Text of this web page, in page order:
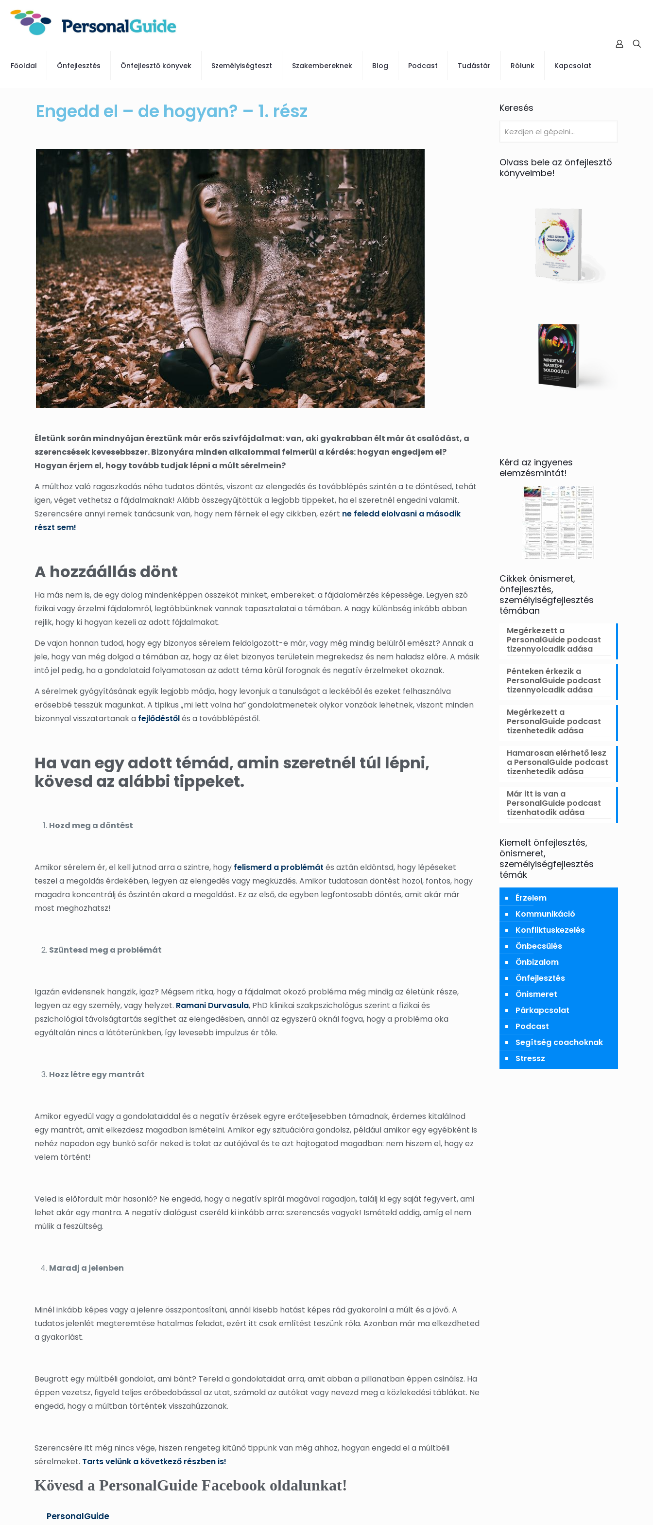
Főoldal Önfejlesztés Önfejlesztő könyvek Személyiségteszt Szakembereknek Blog Podcast Tudástár Rólunk Kapcsolat
Engedd el – de hogyan? – 1. rész
Életünk során mindnyájan éreztünk már erős szívfájdalmat: van, aki gyakrabban élt már át csalódást, a
szerencsések kevesebbszer. Bizonyára minden alkalommal felmerül a kérdés: hogyan engedjem el?
Hogyan érjem el, hogy tovább tudjak lépni a múlt sérelmein?
A múlthoz való ragaszkodás néha tudatos döntés, viszont az elengedés és továbblépés szintén a te döntésed, tehát
igen, véget vethetsz a fájdalmaknak! Alább összegyűjtöttük a legjobb tippeket, ha el szeretnél engedni valamit.
Szerencsére annyi remek tanácsunk van, hogy nem férnek el egy cikkben, ezért ne feledd elolvasni a második
részt sem!
A hozzáállás dönt
Ha más nem is, de egy dolog mindenképpen összeköt minket, embereket: a fájdalomérzés képessége. Legyen szó
fizikai vagy érzelmi fájdalomról, legtöbbünknek vannak tapasztalatai a témában. A nagy különbség inkább abban
rejlik, hogy ki hogyan kezeli az adott fájdalmakat.
De vajon honnan tudod, hogy egy bizonyos sérelem feldolgozott-e már, vagy még mindig belülről emészt? Annak a
jele, hogy van még dolgod a témában az, hogy az élet bizonyos területein megrekedsz és nem haladsz előre. A másik
intő jel pedig, ha a gondolataid folyamatosan az adott téma körül forognak és negatív érzelmeket okoznak.
A sérelmek gyógyításának egyik legjobb módja, hogy levonjuk a tanulságot a leckéből és ezeket felhasználva
erősebbé tesszük magunkat. A tipikus „mi lett volna ha” gondolatmenetek olykor vonzóak lehetnek, viszont minden
bizonnyal visszatartanak a fejlődéstőlés a továbblépéstől.
Ha van egy adott témád, amin szeretnél túl lépni,
kövesd az alábbi tippeket.
Hozd meg a döntést
Amikor sérelem ér, el kell jutnod arra a szintre, hogy felismerd a problémát és aztán eldöntsd, hogy lépéseket
teszel a megoldás érdekében, legyen az elengedés vagy megküzdés. Amikor tudatosan döntést hozol, fontos, hogy
magadra koncentrálj és őszintén akard a megoldást. Ez az első, de egyben legfontosabb döntés, amit akár már
most meghozhatsz!
Szüntesd meg a problémát
Igazán evidensnek hangzik, igaz? Mégsem ritka, hogy a fájdalmat okozó probléma még mindig az életünk része,
legyen az egy személy, vagy helyzet. Ramani Durvasula, PhD klinikai szakpszichológus szerint a fizikai és
pszichológiai távolságtartás segíthet az elengedésben, annál az egyszerű oknál fogva, hogy a probléma oka
egyáltalán nincs a látóterünkben, így levesebb impulzus ér tőle.
Hozz létre egy mantrát
Amikor egyedül vagy a gondolataiddal és a negatív érzések egyre erőteljesebben támadnak, érdemes kitalálnod
egy mantrát, amit elkezdesz magadban ismételni. Amikor egy szituációra gondolsz, például amikor egy egyébként is
nehéz napodon egy bunkó sofőr neked is tolat az autójával és te azt hajtogatod magadban: nem hiszem el, hogy ez
velem történt!
Veled is előfordult már hasonló? Ne engedd, hogy a negatív spirál magával ragadjon, találj ki egy saját fegyvert, ami
lehet akár egy mantra. A negatív dialógust cseréld ki inkább arra: szerencsés vagyok! Ismételd addig, amíg el nem
múlik a feszültség.
Maradj a jelenben
Minél inkább képes vagy a jelenre összpontosítani, annál kisebb hatást képes rád gyakorolni a múlt és a jövő. A
tudatos jelenlét megteremtése hatalmas feladat, ezért itt csak említést teszünk róla. Azonban már ma elkezdheted
a gyakorlást.
Beugrott egy múltbéli gondolat, ami bánt? Tereld a gondolataidat arra, amit abban a pillanatban éppen csinálsz. Ha
éppen vezetsz, figyeld teljes erőbedobással az utat, számold az autókat vagy nevezd meg a közlekedési táblákat. Ne
engedd, hogy a múltban történtek visszahúzzanak.
Szerencsére itt még nincs vége, hiszen rengeteg kitűnő tippünk van még ahhoz, hogyan engedd el a múltbéli
sérelmeket. Tarts velünk a következő részben is!
Kövesd a PersonalGuide Facebook oldalunkat!
PersonalGuide
Keresés
Olvass bele az önfejlesztő
könyveimbe!
Kérd az ingyenes
elemzésmintát!
Cikkek önismeret,
önfejlesztés,
személyiségfejlesztés
témában
Megérkezett a
PersonalGuide podcast
tizennyolcadik adása
Pénteken érkezik a
PersonalGuide podcast
tizennyolcadik adása
Megérkezett a
PersonalGuide podcast
tizenhetedik adása
Hamarosan elérhető lesz
a PersonalGuide podcast
tizenhetedik adása
Már itt is van a
PersonalGuide podcast
tizenhatodik adása
Kiemelt önfejlesztés,
önismeret,
személyiségfejlesztés
témák
Érzelem
Kommunikáció
Konfliktuskezelés
Önbecsülés
Önbizalom
Önfejlesztés
Önismeret
Párkapcsolat
Podcast
Segítség coachoknak
Stressz